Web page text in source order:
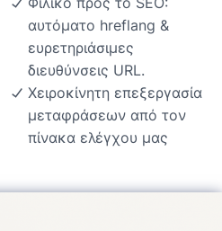
αυτόματο hreflang &
ευρετηριάσιμες
διευθύνσεις URL.
Χειροκίνητη επεξεργασία
μεταφράσεων από τον
πίνακα ελέγχου μας